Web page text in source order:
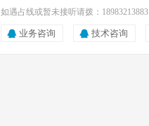
如遇占线或暂未接听请拨：18983213883
业务咨询 技术咨询